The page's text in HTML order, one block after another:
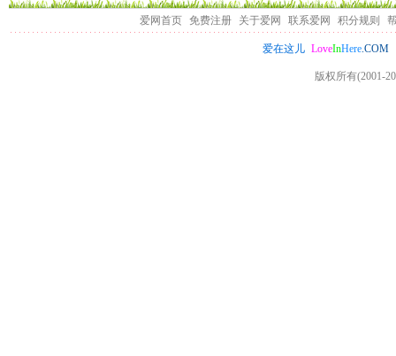
爱网首页 免费注册 关于爱网 联系爱网 积分规则
爱在这儿 LoveInHere.COM
版权所有(2001-